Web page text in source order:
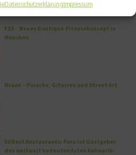
DatenschutzerklärungImpressum
FS8 – Neues Boutique-Fitnesskonzept in
München
Miami – Porsche, Gitarren und Street Art
50 Best Restaurants: Peru ist Gastgeber
des weltweit bedeutendsten Kulinarik-